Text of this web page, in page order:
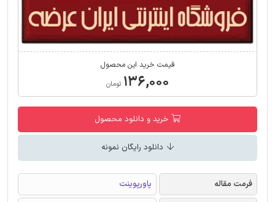
قیمت خرید این محصول
۱۳۶,۰۰۰ تومان
خرید و دانلود محصول
دانلود رایگان نمونه
فرمت مقاله
پاورپوینت